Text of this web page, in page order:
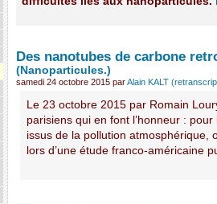
Des nanotubes de carbone
(Nanoparticules.)
samedi 24 octobre 2015 parAlain KALT
Le 23 octobre 2015 par Romain
parisiens qui en font l’honneur :
issus de la pollution atmosphérique,
lors d’une étude franco-américaine